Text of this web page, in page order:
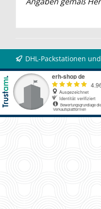
DHL-Packstationen